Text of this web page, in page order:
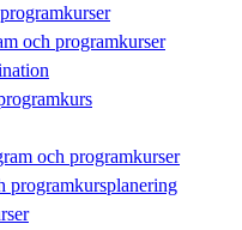
och programkurser
och programkurser
programkursplanering